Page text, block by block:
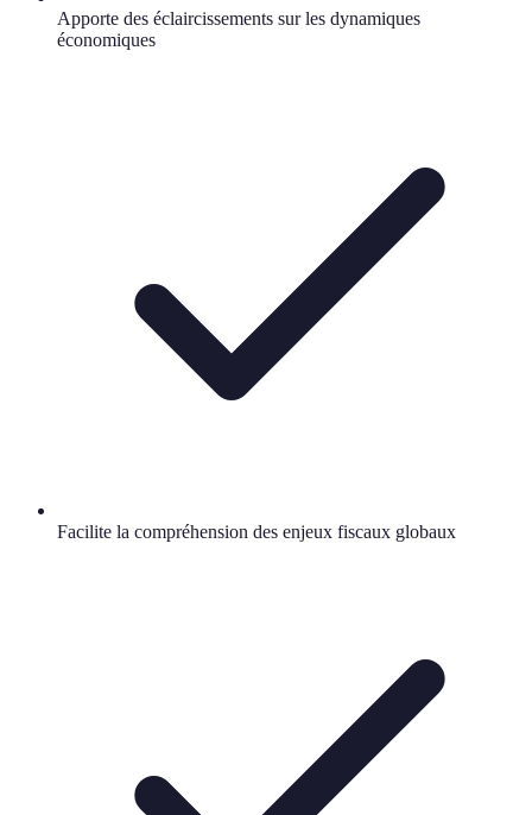
Apporte des éclaircissements sur les dynamiques
économiques
Facilite la compréhension des enjeux fiscaux globaux